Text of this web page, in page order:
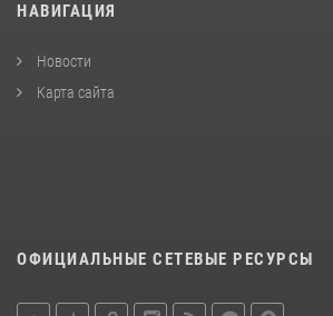
НАВИГАЦИЯ
Новости
Карта сайта
ОФИЦИАЛЬНЫЕ СЕТЕВЫЕ РЕСУРСЫ